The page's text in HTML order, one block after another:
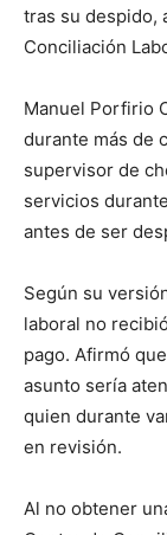
tras su despido,
Conciliación
Manuel Porfirio
durante más de
supervisor de
servicios
antes de ser
Según su
laboral no
pago. Afirmó
asunto sería
quien durante
en revisión.
Al no obtener